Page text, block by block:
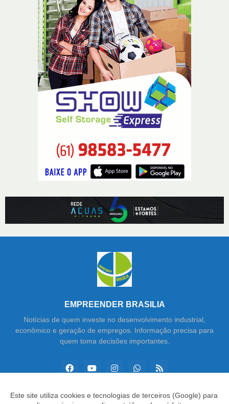
EMPREENDER BRASILIA
Notícias de quem investe no desenvolvimento industrial,
econômico e geração de empregos. Informação precisa para
quem toma decisões importantes.
Este site utiliza cookies e tecnologias de terceiros (Google) para